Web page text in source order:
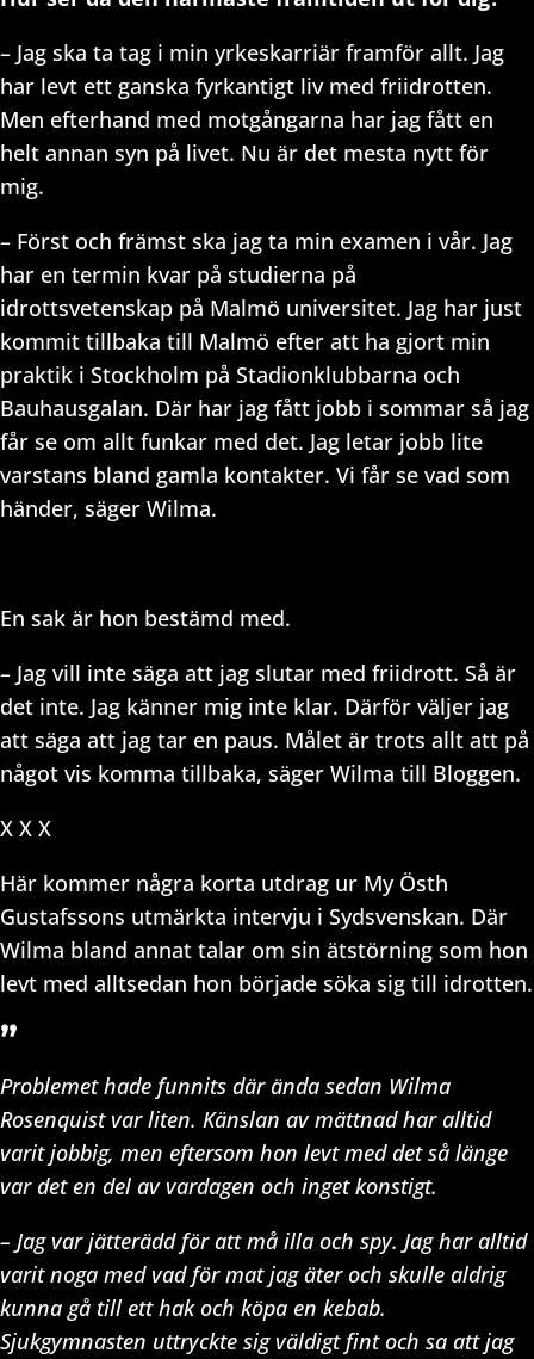
– Jag ska ta tag i min yrkeskarriär framför allt. Jag
har levt ett ganska fyrkantigt liv med friidrotten.
Men efterhand med motgångarna har jag fått en
helt annan syn på livet. Nu är det mesta nytt för
mig.
– Först och främst ska jag ta min examen i vår. Jag
har en termin kvar på studierna på
idrottsvetenskap på Malmö universitet. Jag har just
kommit tillbaka till Malmö efter att ha gjort min
praktik i Stockholm på Stadionklubbarna och
Bauhausgalan. Där har jag fått jobb i sommar så jag
får se om allt funkar med det. Jag letar jobb lite
varstans bland gamla kontakter. Vi får se vad som
händer, säger Wilma.
En sak är hon bestämd med.
– Jag vill inte säga att jag slutar med friidrott. Så är
det inte. Jag känner mig inte klar. Därför väljer jag
att säga att jag tar en paus. Målet är trots allt att på
något vis komma tillbaka, säger Wilma till Bloggen.
X X X
Här kommer några korta utdrag ur My Östh
Gustafssons utmärkta intervju i Sydsvenskan. Där
Wilma bland annat talar om sin ätstörning som hon
levt med alltsedan hon började söka sig till idrotten.
”
Problemet hade funnits där ända sedan Wilma
Rosenquist var liten. Känslan av mättnad har alltid
varit jobbig, men eftersom hon levt med det så länge
var det en del av vardagen och inget konstigt.
– Jag var jätterädd för att må illa och spy. Jag har alltid
varit noga med vad för mat jag äter och skulle aldrig
kunna gå till ett hak och köpa en kebab.
Sjukgymnasten uttryckte sig väldigt fint och sa att jag